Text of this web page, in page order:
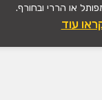
או הררי ובחורף.
עוד